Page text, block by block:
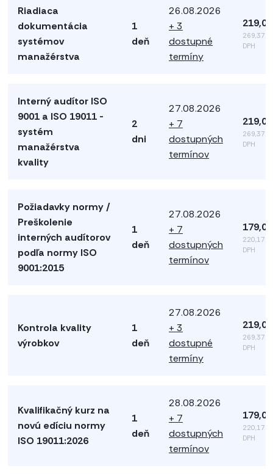
Riadiaca
dokumentácia
systémov
manažérstva
1
deň
26.08.2026
+ 3
dostupné
termíny
269,37
DPH
Interný audítor ISO
9001 a ISO 19011 -
systém
manažérstva
kvality
2
dni
27.08.2026
+ 7
dostupných
termínov
269,37
DPH
Požiadavky normy /
Preškolenie
interných audítorov
podľa normy ISO
9001:2015
1
deň
27.08.2026
+ 7
dostupných
termínov
220,17
DPH
Kontrola kvality
výrobkov
1
deň
27.08.2026
+ 3
dostupné
termíny
269,37
DPH
Kvalifikačný kurz na
novú edíciu normy
ISO 19011:2026
1
deň
28.08.2026
+ 7
dostupných
termínov
220,17
DPH